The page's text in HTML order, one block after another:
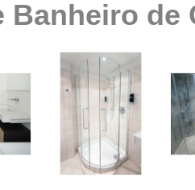
Espelhos
Espelhos
ambiente
vidro
Guarda
Banheiro de